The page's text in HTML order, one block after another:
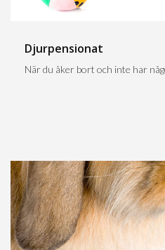
Djurpensionat
När du åker bort och inte har